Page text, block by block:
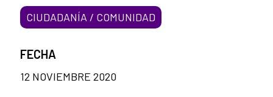
CIUDADANÍA / COMUNIDAD
FECHA
12 NOVIEMBRE 2020